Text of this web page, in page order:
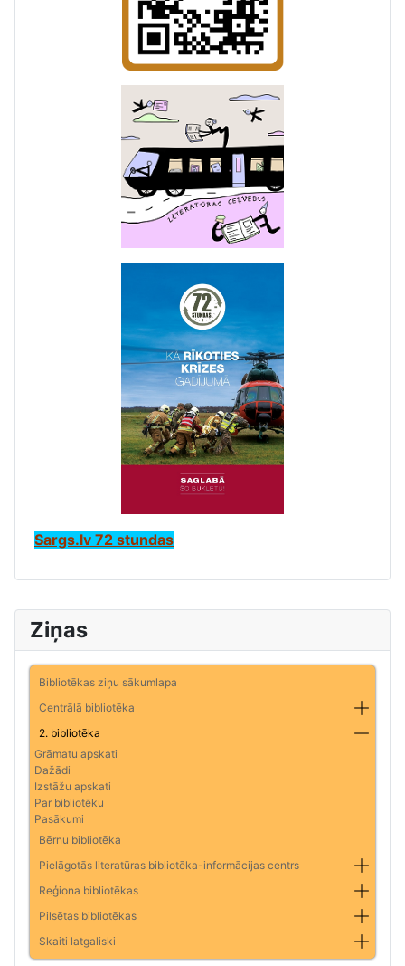
Ziņas
Bibliotēkas ziņu sākumlapa
Centrālā bibliotēka
2. bibliotēka
Grāmatu apskati
Dažādi
Izstāžu apskati
Par bibliotēku
Pasākumi
Bērnu bibliotēka
Pielāgotās literatūras bibliotēka-informācijas centrs
Reģiona bibliotēkas
Pilsētas bibliotēkas
Skaiti latgaliski
Sargs.lv 72 stundas